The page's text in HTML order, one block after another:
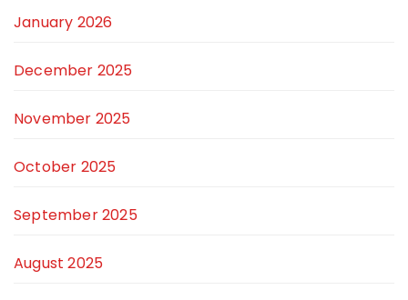
January 2026
December 2025
November 2025
October 2025
September 2025
August 2025